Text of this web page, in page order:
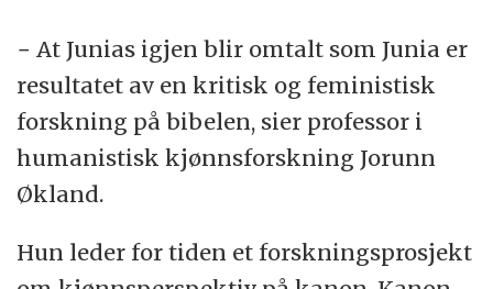
− At Junias igjen blir omtalt som Junia er
resultatet av en kritisk og feministisk
forskning på bibelen, sier professor i
humanistisk kjønnsforskning Jorunn
Økland.
Hun leder for tiden et forskningsprosjekt